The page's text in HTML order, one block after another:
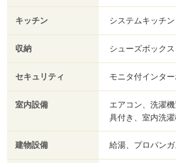
キッチン システムキッチン
収納 シューズボックス
セキュリティ モニタ付インタ
室内設備
エアコン、洗濯
具付き、室内洗
建物設備 給湯、プロパン